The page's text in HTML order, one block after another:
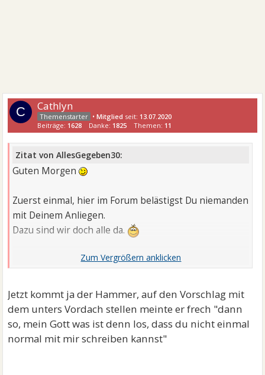
C Cathlyn
•Mitglied seit: 13.07.2020
Beiträge: 1628 Danke: 1825 Themen: 11
Zitat von AllesGegeben30:
Guten Morgen
Zuerst einmal, hier im Forum belästigst Du niemanden
mit Deinem Anliegen.
Dazu sind wir doch alle da.
Wenn der Herr nicht in der Lage ist, sich an
Abmachungen zu halten, würde ich es exakt so
machen, wie Du es geschrieben hast.
Jetzt kommt ja der Hammer, auf den Vorschlag mit
dem unters Vordach stellen meinte er frech "dann
so, mein Gott was ist denn los, dass du nicht einmal
normal mit mir schreiben kannst"